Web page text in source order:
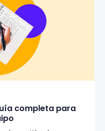
completa para